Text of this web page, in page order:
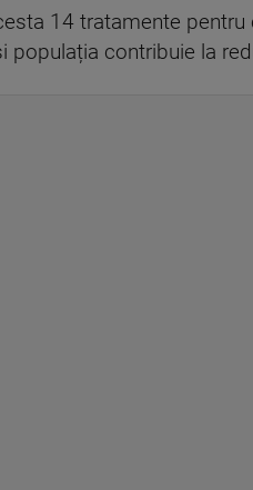
14 tratamente
populația contribuie la